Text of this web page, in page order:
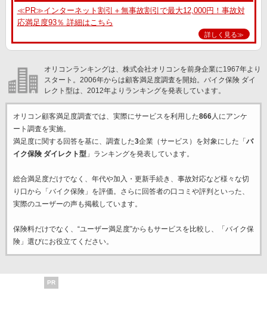
≪PR≫インターネット割引＋無事故割引で最大12,000円！事故対
応満足度93％ 詳細はこちら
詳しく見る≫
オリコンランキングは、株式会社オリコンを前身企業に1967年より
スタート。2006年からは顧客満足度調査を開始。バイク保険 ダイ
レクト型は、2012年よりランキングを発表しています。
オリコン顧客満足度調査では、実際にサービスを利用した866人にアンケ
ート調査を実施。
満足度に関する回答を基に、調査した3企業（サービス）を対象にした「バ
イク保険 ダイレクト型」ランキングを発表しています。
総合満足度だけでなく、年代や加入・更新手続き、事故対応など様々な切
り口から「バイク保険」を評価。さらに回答者の口コミや評判といった、
実際のユーザーの声も掲載しています。
保険料だけでなく、“ユーザー満足度”からもサービスを比較し、「バイク保
険」選びにお役立てください。
PR